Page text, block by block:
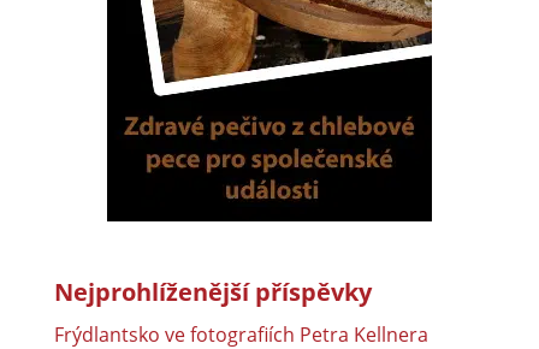
Nejprohlíženější příspěvky
Frýdlantsko ve fotografiích Petra Kellnera